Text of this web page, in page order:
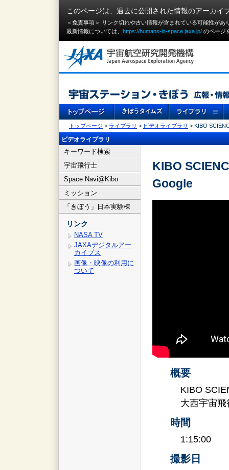
このページは、過去に公開された情報のアーカイ
＜免責事項＞ リンク切れや古い情報が含まれている可能性が
最新情報については、 https://humans-in-space.jaxa.jp/ のページ
トップページ > ライブラリ > ビデオライブラリ > KIBO
ビデオライブラリ
キーワード検索
宇宙飛行士
Space Navi@Kibo
ミッション
「きぼう」日本実験棟
リンク
NASA TV
JAXAデジタルアー
カイブス
画像・映像の利用に
ついて
KIBO
Google
概要
KIBO
大西宇宙
時間
1:15:00
撮影日